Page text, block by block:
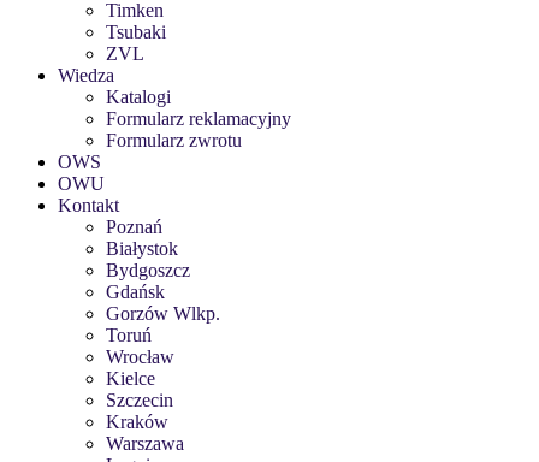
Timken
Tsubaki
ZVL
Wiedza
Katalogi
Formularz reklamacyjny
Formularz zwrotu
OWS
OWU
Kontakt
Poznań
Białystok
Bydgoszcz
Gdańsk
Gorzów Wlkp.
Toruń
Wrocław
Kielce
Szczecin
Kraków
Warszawa